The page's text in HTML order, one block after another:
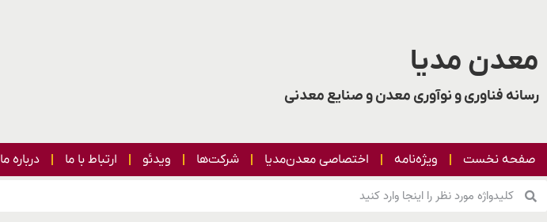
معدن مدیا
رسانه فناوری و نوآوری معدن و صنایع معدنی
صفحه نخست ویژه‌نامه اختصاصی معدن‌مدیا شرکت‌ها ویدئو ارتباط با ما درباره ما